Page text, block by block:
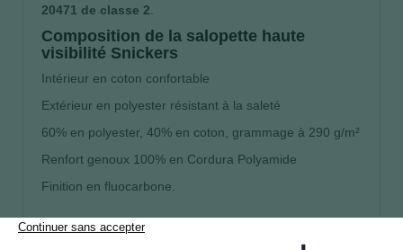
20471 de classe 2
Composition de la salopette haute
visibilité Snickers
Intérieur en coton confortable
Extérieur en polyester résistant à la saleté
60% en polyester, 40% en coton, grammage à 290 g/m²
Renfort genoux 100% en Cordura Polyamide
Finition en fluocarbone.